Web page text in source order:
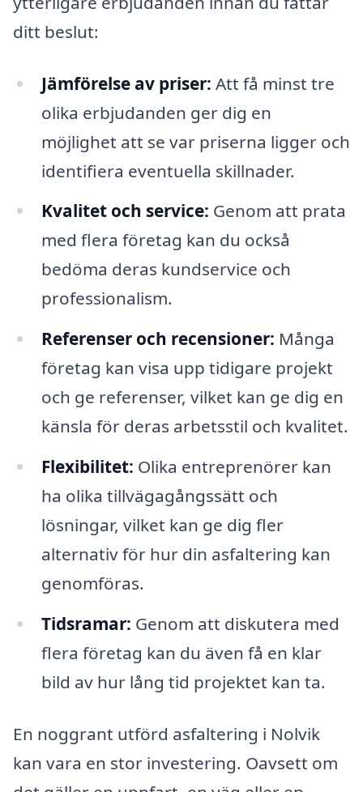
ditt beslut:
Jämförelse av priser: Att få minst tre
olika erbjudanden ger dig en
möjlighet att se var priserna ligger och
identifiera eventuella skillnader.
Kvalitet och service: Genom att prata
med flera företag kan du också
bedöma deras kundservice och
professionalism.
Referenser och recensioner: Många
företag kan visa upp tidigare projekt
och ge referenser, vilket kan ge dig en
känsla för deras arbetsstil och kvalitet.
Flexibilitet: Olika entreprenörer kan
ha olika tillvägagångssätt och
lösningar, vilket kan ge dig fler
alternativ för hur din asfaltering kan
genomföras.
Tidsramar: Genom att diskutera med
flera företag kan du även få en klar
bild av hur lång tid projektet kan ta.
En noggrant utförd asfaltering i Nolvik
kan vara en stor investering. Oavsett om